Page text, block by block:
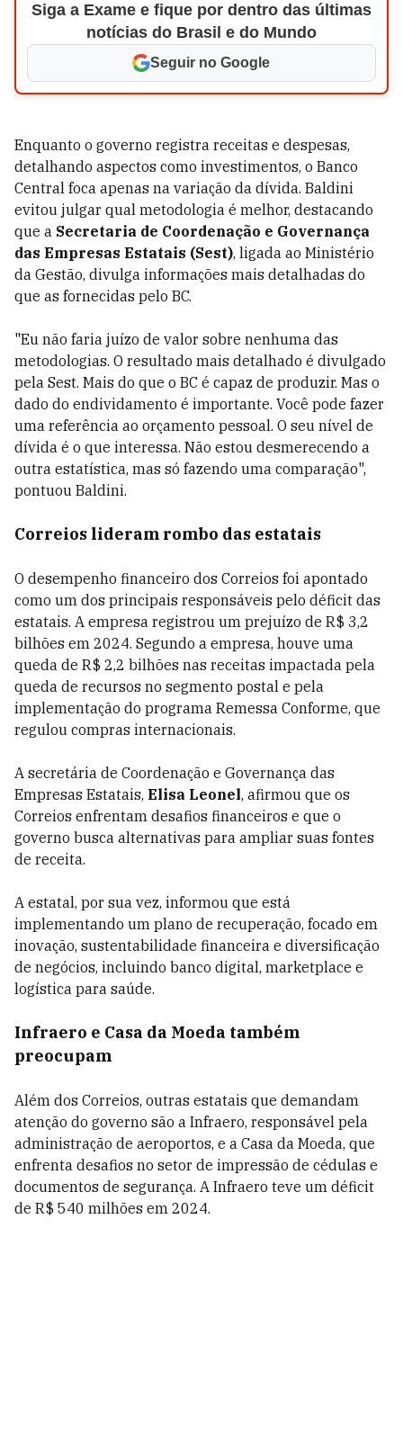
Siga a Exame e fique por dentro das últimas
notícias do Brasil e do Mundo
Seguir no Google
Enquanto o governo registra receitas e despesas,
detalhando aspectos como investimentos, o Banco
Central foca apenas na variação da dívida. Baldini
evitou julgar qual metodologia é melhor, destacando
que a Secretaria de Coordenação e Governança
das Empresas Estatais (Sest), ligada ao Ministério
da Gestão, divulga informações mais detalhadas do
que as fornecidas pelo BC.
"Eu não faria juízo de valor sobre nenhuma das
metodologias. O resultado mais detalhado é divulgado
pela Sest. Mais do que o BC é capaz de produzir. Mas o
dado do endividamento é importante. Você pode fazer
uma referência ao orçamento pessoal. O seu nível de
dívida é o que interessa. Não estou desmerecendo a
outra estatística, mas só fazendo uma comparação",
pontuou Baldini.
Correios lideram rombo das estatais
O desempenho financeiro dos Correios foi apontado
como um dos principais responsáveis pelo déficit das
estatais. A empresa registrou um prejuízo de R$ 3,2
bilhões em 2024. Segundo a empresa, houve uma
queda de R$ 2,2 bilhões nas receitas impactada pela
queda de recursos no segmento postal e pela
implementação do programa Remessa Conforme, que
regulou compras internacionais.
A secretária de Coordenação e Governança das
Empresas Estatais, Elisa Leonel, afirmou que os
Correios enfrentam desafios financeiros e que o
governo busca alternativas para ampliar suas fontes
de receita.
A estatal, por sua vez, informou que está
implementando um plano de recuperação, focado em
inovação, sustentabilidade financeira e diversificação
de negócios, incluindo banco digital, marketplace e
logística para saúde.
Infraero e Casa da Moeda também
preocupam
Além dos Correios, outras estatais que demandam
atenção do governo são a Infraero, responsável pela
administração de aeroportos, e a Casa da Moeda, que
enfrenta desafios no setor de impressão de cédulas e
documentos de segurança. A Infraero teve um déficit
de R$ 540 milhões em 2024.